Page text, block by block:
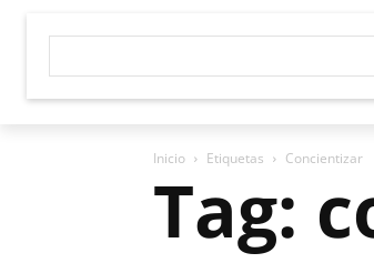
Inicio Etiquetas Concientizar
Tag: